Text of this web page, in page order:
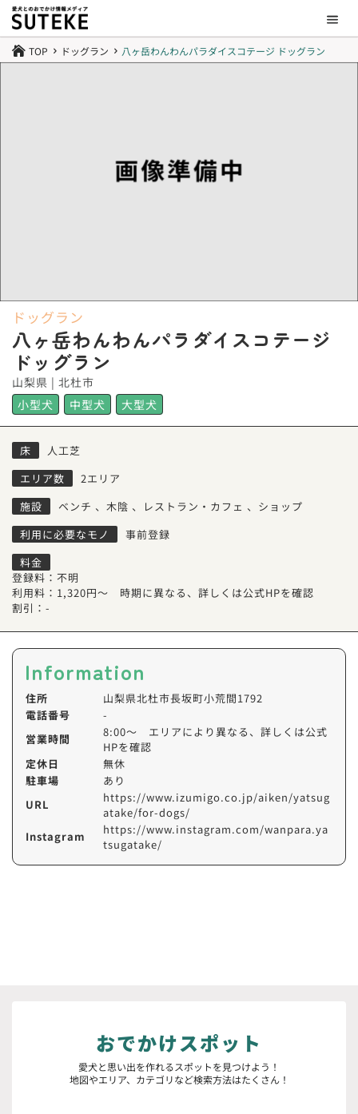
 TOP 5 ドッグラン 5 八ヶ岳わんわんパラダイスコテージ ドッグラン
ドッグラン
八ヶ岳わんわんパラダイスコテージ
ドッグラン
山梨県 | 北杜市
小型犬
中型犬 大型犬
床
人工芝
エリア数
2エリア
施設
ベンチ 、 木陰 、 レストラン・カフェ 、 ショップ
利用に必要なモノ
事前登録
料金
登録料：不明
利用料：1,320円～ 時期に異なる、詳しくは公式HPを確認
割引：-
Information
住所
山梨県北杜市長坂町小荒間1792
電話番号
-
営業時間
8:00～ エリアにより異なる、詳しくは公式
HPを確認
定休日
無休
駐車場
あり
URL
https://www.izumigo.co.jp/aiken/yatsug
atake/for-dogs/
Instagram
https://www.instagram.com/wanpara.ya
tsugatake/
おでかけスポット
愛犬と思い出を作れるスポットを見つけよう！
地図やエリア、カテゴリなど検索方法はたくさん！